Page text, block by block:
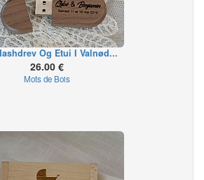
Og Etui I Valnød...
26.00 €
Mots de Bois